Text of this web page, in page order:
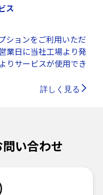
ス
ションをご利用いただ
業日に当社工場より発
りサービスが使用でき
詳しく見る
い合わせ